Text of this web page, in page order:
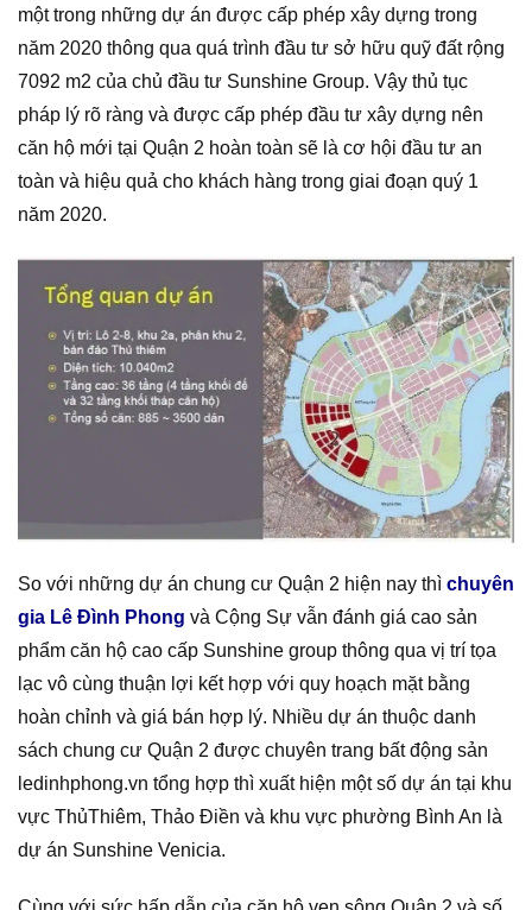
một trong những dự án được cấp phép xây dựng trong
năm 2020 thông qua quá trình đầu tư sở hữu quỹ đất rộng
7092 m2 của chủ đầu tư Sunshine Group. Vậy thủ tục
pháp lý rõ ràng và được cấp phép đầu tư xây dựng nên
căn hộ mới tại Quận 2 hoàn toàn sẽ là cơ hội đầu tư an
toàn và hiệu quả cho khách hàng trong giai đoạn quý 1
năm 2020.
So với những dự án chung cư Quận 2 hiện nay thì chuyên
gia Lê Đình Phong và Cộng Sự vẫn đánh giá cao sản
phẩm căn hộ cao cấp Sunshine group thông qua vị trí tọa
lạc vô cùng thuận lợi kết hợp với quy hoạch mặt bằng
hoàn chỉnh và giá bán hợp lý. Nhiều dự án thuộc danh
sách chung cư Quận 2 được chuyên trang bất động sản
ledinhphong.vn tổng hợp thì xuất hiện một số dự án tại khu
vực ThủThiêm, Thảo Điền và khu vực phường Bình An là
dự án Sunshine Venicia.